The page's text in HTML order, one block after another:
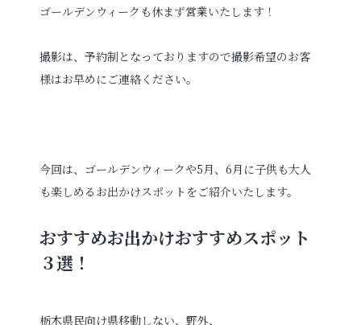
お問い合わせ
お電話でのご連絡
TEL0285-20-5870
ゴールデンウィークも休まず営業いたします！
撮影は、予約制となっておりますので撮影希望のお客
様はお早めにご連絡ください。
今回は、ゴールデンウィークや5月、6月に子供も大人
も楽しめるお出かけスポットをご紹介いたします。
おすすめお出かけおすすめスポット
３選！
栃木県民向け県移動しない、野外、